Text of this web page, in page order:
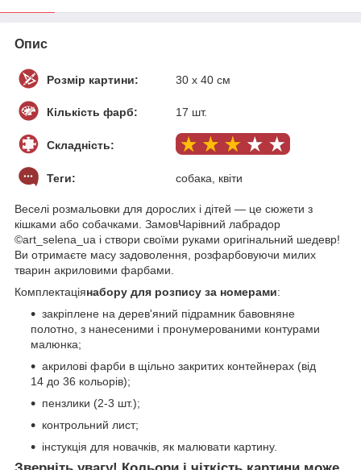
Опис
Розмір картини: 30 х 40 см
Кількість фарб: 17 шт.
Складність:
Теги: собака, квіти
Веселі розмальовки для дорослих і дітей — це сюжети з
кішками або собачками. ЗамовЧарівний лабрадор
©art_selena_ua і створи своїми руками оригінальний шедевр!
Ви отримаєте масу задоволення, розфарбовуючи милих
тварин акриловими фарбами.
Комплектаціянабору для розпису за номерами:
закріплене на дерев'яний підрамник бавовняне
полотно, з нанесеними і пронумерованими контурами
малюнка;
акрилові фарби в щільно закритих контейнерах (від
14 до 36 кольорів);
пензлики (2-3 шт.);
контрольний лист;
інстукція для новачків, як малювати картину.